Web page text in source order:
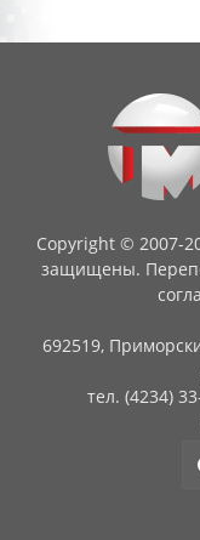
Copyright © 2007-
защищены.
692519,
тел. (4234)